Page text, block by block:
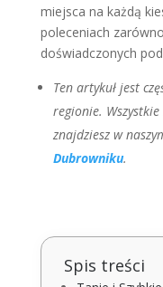
miejsca na każdą
poleceniach
doświadczonych
Ten artykuł jest
regionie.
znajdziesz w
Dubrowniku.
Spis treści